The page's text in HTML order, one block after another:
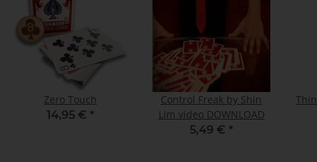
Zero Touch
14,95 € *
Control Freak by Shin
Lim video DOWNLOAD
5,49 € *